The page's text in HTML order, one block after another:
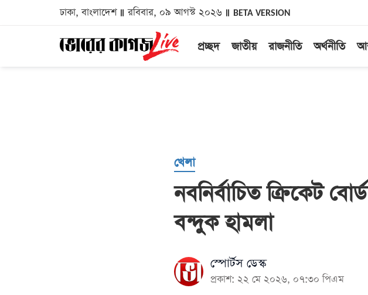
ঢাকা, বাংলাদেশ রবিবার, ০৯ আগস্ট ২০২৬ BETA VERSION
প্রচ্ছদ জাতীয় রাজনীতি অর্থনীতি
খেলা
নবনির্বাচিত ক্রিকেট
বন্দুক হামলা
স্পোর্টস ডেস্ক
প্রকাশ: ২২ মে ২০২৬, ০৭:৩০ পিএম